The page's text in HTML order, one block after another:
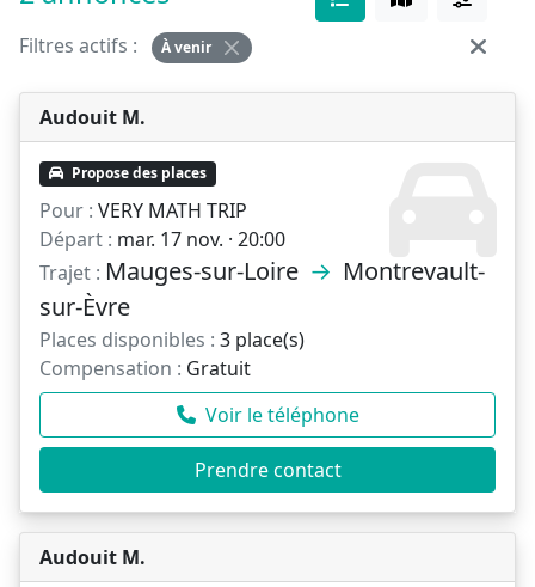
Filtres actifs : À venir
Audouit M.
Propose des places
Pour : VERY MATH TRIP
Départ : mar. 17 nov. · 20:00
Trajet : Mauges-sur-Loire → Montrevault-
sur-Èvre
Places disponibles : 3 place(s)
Compensation : Gratuit
Voir le téléphone
Prendre contact
Audouit M.